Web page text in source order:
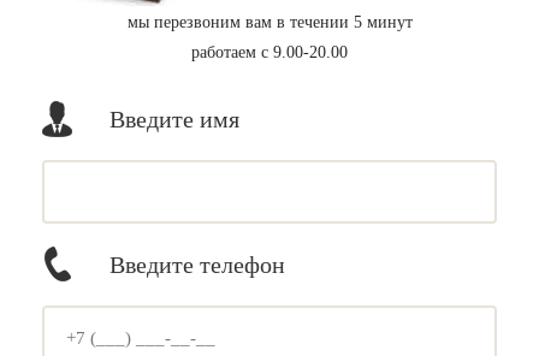
мы перезвоним вам в течении 5 минут
работаем с 9.00-20.00
Введите имя
Введите телефон